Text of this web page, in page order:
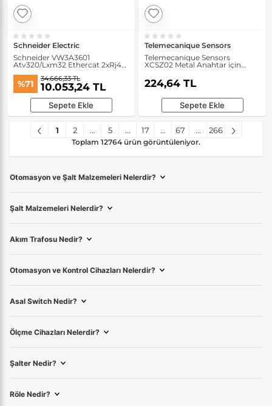
Schneider Electric
Schneider VW3A3601
Atv320/Lxm32 Ethercat 2xRj45
%71 34.666,33 TL
10.053,24 TL
Sepete Ekle
Telemecanique Sensors
Telemecanique Sensors
XCSZ02 Metal Anahtar için
224,64 TL
Sepete Ekle
1 2 ... 5 ... 17 ... 67 ... 266
Toplam 12764 ürün görüntüleniyor.
Otomasyon ve Şalt Malzemeleri Nelerdir?
Şalt Malzemeleri Nelerdir?
Akım Trafosu Nedir?
Otomasyon ve Kontrol Cihazları Nelerdir?
Asal Switch Nedir?
Ölçme Cihazları Nelerdir?
Şalter Nedir?
Röle Nedir?